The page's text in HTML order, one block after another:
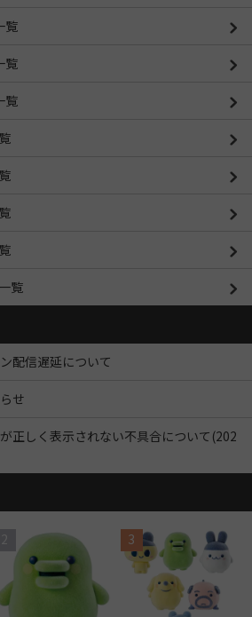
覧
覧
覧
覧
配信遅延について
せ
正しく表示されない不具合について(202
2 3